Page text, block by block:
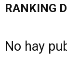
RANKING
No hay